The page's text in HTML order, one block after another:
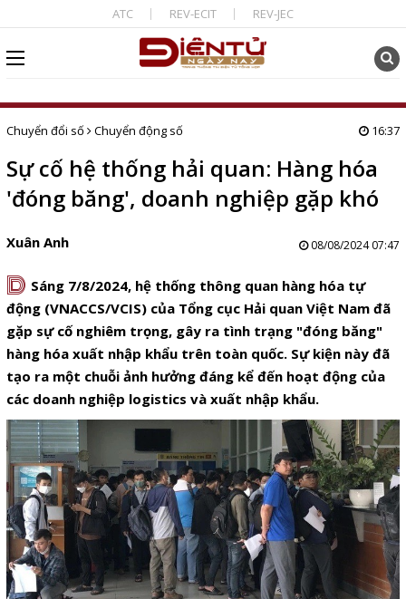
ATC REV-ECIT REV-JEC
Chuyển đổi số Chuyển động số 16:37
Sự cố hệ thống hải quan: Hàng hóa
'đóng băng', doanh nghiệp gặp khó
Xuân Anh 08/08/2024 07:47
D Sáng 7/8/2024, hệ thống thông quan hàng hóa tự
động (VNACCS/VCIS) của Tổng cục Hải quan Việt Nam đã
gặp sự cố nghiêm trọng, gây ra tình trạng "đóng băng"
hàng hóa xuất nhập khẩu trên toàn quốc. Sự kiện này đã
tạo ra một chuỗi ảnh hưởng đáng kể đến hoạt động của
các doanh nghiệp logistics và xuất nhập khẩu.